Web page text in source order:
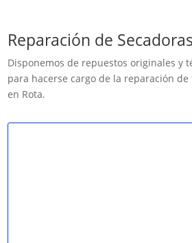
Reparación de
Disponemos de repuestos originales y
para hacerse cargo de la reparación de
en Rota.